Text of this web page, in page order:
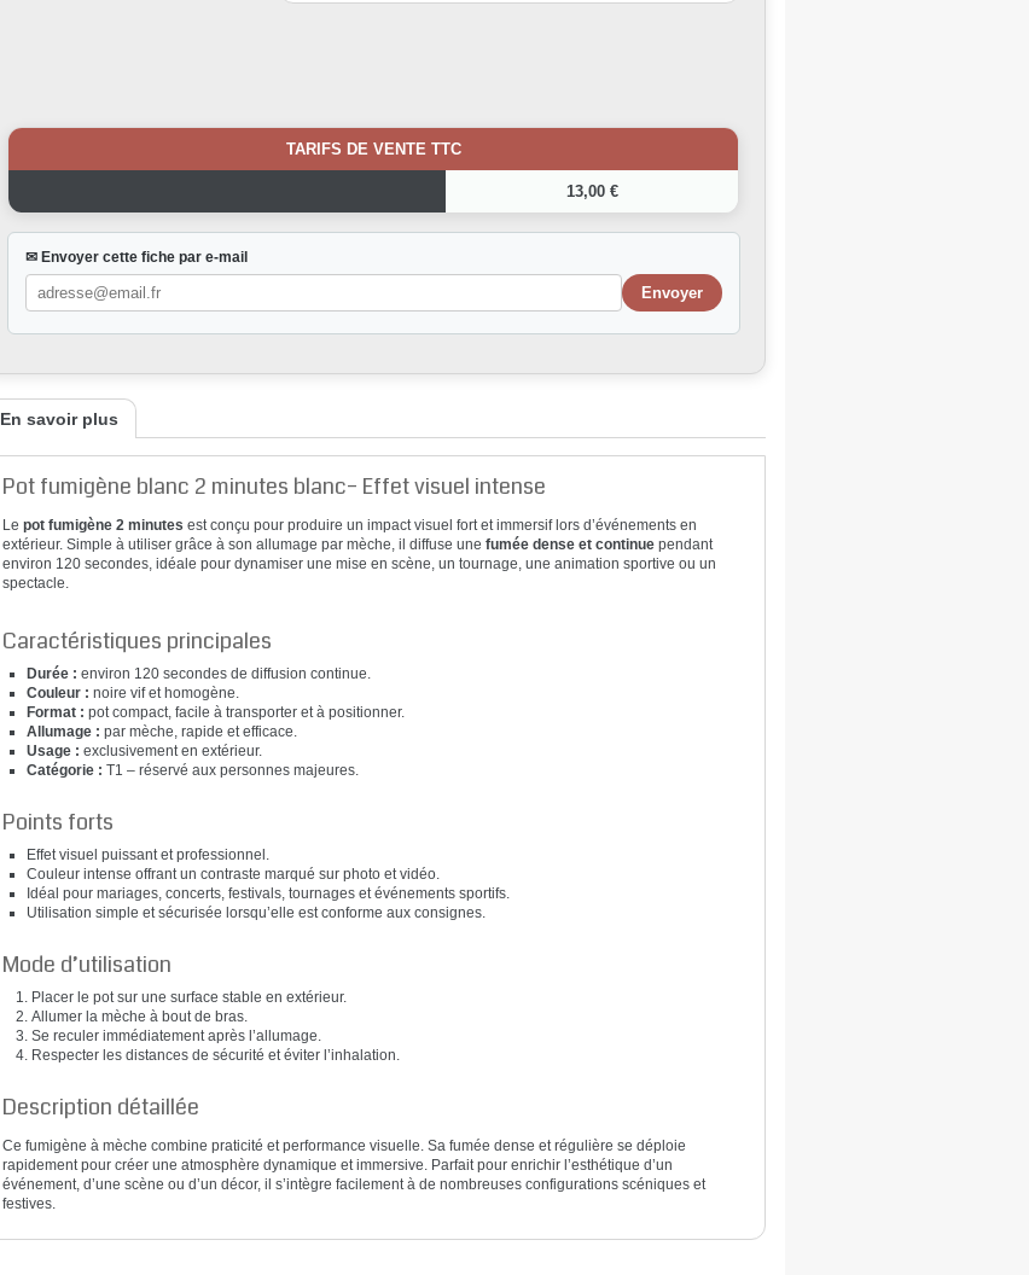
TARIFS DE VENTE TTC
13,00 €
✉ Envoyer cette fiche par e-mail
En savoir plus
Pot fumigène blanc 2 minutes blanc– Effet visuel intense
Lepot fumigène 2 minutes est conçu pour produire un impact visuel fort et immersif lors d’événements en
extérieur. Simple à utiliser grâce à son allumage par mèche, il diffuse unefumée dense et continue pendant
environ 120 secondes, idéale pour dynamiser une mise en scène, un tournage, une animation sportive ou un
spectacle.
Caractéristiques principales
Durée : environ 120 secondes de diffusion continue.
Couleur : noire vif et homogène.
Format : pot compact, facile à transporter et à positionner.
Allumage : par mèche, rapide et efficace.
Usage : exclusivement en extérieur.
Catégorie : T1 – réservé aux personnes majeures.
Points forts
Effet visuel puissant et professionnel.
Couleur intense offrant un contraste marqué sur photo et vidéo.
Idéal pour mariages, concerts, festivals, tournages et événements sportifs.
Utilisation simple et sécurisée lorsqu’elle est conforme aux consignes.
Mode d’utilisation
Placer le pot sur une surface stable en extérieur.
Allumer la mèche à bout de bras.
Se reculer immédiatement après l’allumage.
Respecter les distances de sécurité et éviter l’inhalation.
Description détaillée
Ce fumigène à mèche combine praticité et performance visuelle. Sa fumée dense et régulière se déploie
rapidement pour créer une atmosphère dynamique et immersive. Parfait pour enrichir l’esthétique d’un
événement, d’une scène ou d’un décor, il s’intègre facilement à de nombreuses configurations scéniques et
festives.